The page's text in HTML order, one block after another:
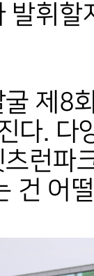
발휘
제8
다. 다
런파
건 어